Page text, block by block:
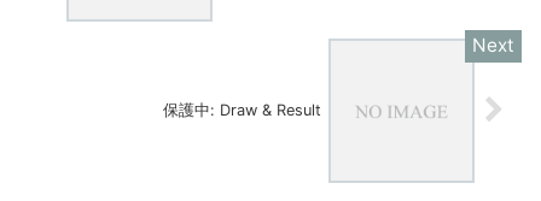
保護中: Draw & Result